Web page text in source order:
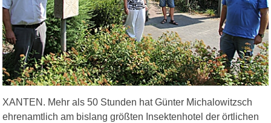
XANTEN. Mehr als 50 Stunden hat Günter Michalowitzsch
ehrenamtlich am bislang größten Insektenhotel der örtlichen